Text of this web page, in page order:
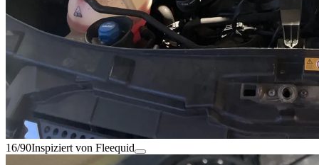
16/90Inspiziert von Fleequid